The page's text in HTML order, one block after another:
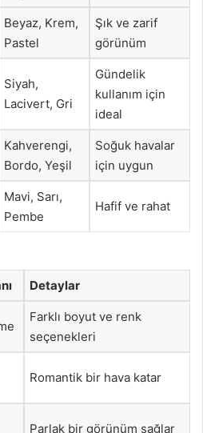
Beyaz, Krem,
Pastel
Şık ve zarif
görünüm
Siyah,
Lacivert, Gri
Gündelik
kullanım için
ideal
Kahverengi,
Bordo, Yeşil
Soğuk havalar
için uygun
Mavi, Sarı,
Pembe
Hafif ve rahat
Detaylar
Farklı boyut ve renk
seçenekleri
Romantik bir hava katar
Parlak bir görünüm sağlar